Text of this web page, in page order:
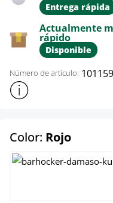
Entrega rápida
Actualmente
rápido
Disponible
Número de artículo:
Mostrar más información
Color: Rojoselect